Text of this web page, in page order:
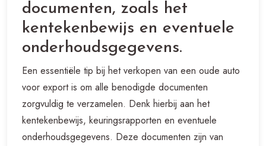
documenten, zoals het
kentekenbewijs en eventuele
onderhoudsgegevens.
Een essentiële tip bij het verkopen van een oude auto
voor export is om alle benodigde documenten
zorgvuldig te verzamelen. Denk hierbij aan het
kentekenbewijs, keuringsrapporten en eventuele
onderhoudsgegevens. Deze documenten zijn van